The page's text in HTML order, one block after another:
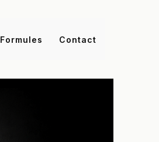
Formules Contact